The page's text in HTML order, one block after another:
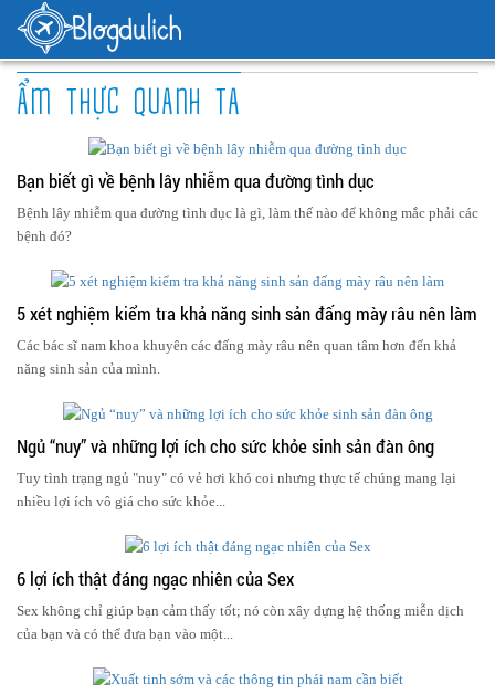
ẨM THỰC QUANH TA
Bạn biết gì về bệnh lây nhiễm qua đường tình dục
Bệnh lây nhiễm qua đường tình dục là gì, làm thế nào để không mắc phải các
bệnh đó?
5 xét nghiệm kiểm tra khả năng sinh sản đấng mày râu nên làm
Các bác sĩ nam khoa khuyên các đấng mày râu nên quan tâm hơn đến khả
năng sinh sản của mình.
Ngủ “nuy” và những lợi ích cho sức khỏe sinh sản đàn ông
Tuy tình trạng ngủ "nuy" có vẻ hơi khó coi nhưng thực tế chúng mang lại
nhiều lợi ích vô giá cho sức khỏe...
6 lợi ích thật đáng ngạc nhiên của Sex
Sex không chỉ giúp bạn cảm thấy tốt; nó còn xây dựng hệ thống miễn dịch
của bạn và có thể đưa bạn vào một...